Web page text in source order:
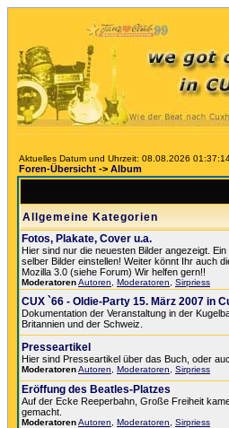
Aktuelles Datum und Uhrzeit: 08.08.2026
Foren-Übersicht -> Album
Allgemeine Kategorien
Fotos, Plakate, Cover u.a.
Hier sind nur die neuesten Bilder angezeigt.
selber Bilder einstellen! Weiter könnt Ihr auch
Mozilla 3.0 (siehe Forum) Wir helfen gern!!
ModeratorenAutoren Moderatoren Sirpriess
CUX `66 - Oldie-Party 15. März 2007 in
Dokumentation der Veranstaltung in der
Britannien und der Schweiz.
Presseartikel
Hier sind Presseartikel über das Buch, oder
ModeratorenAutoren Moderatoren Sirpriess
Eröffung des Beatles-Platzes
Auf der Ecke Reeperbahn, Große Freiheit
gemacht.
ModeratorenAutoren Moderatoren Sirpriess